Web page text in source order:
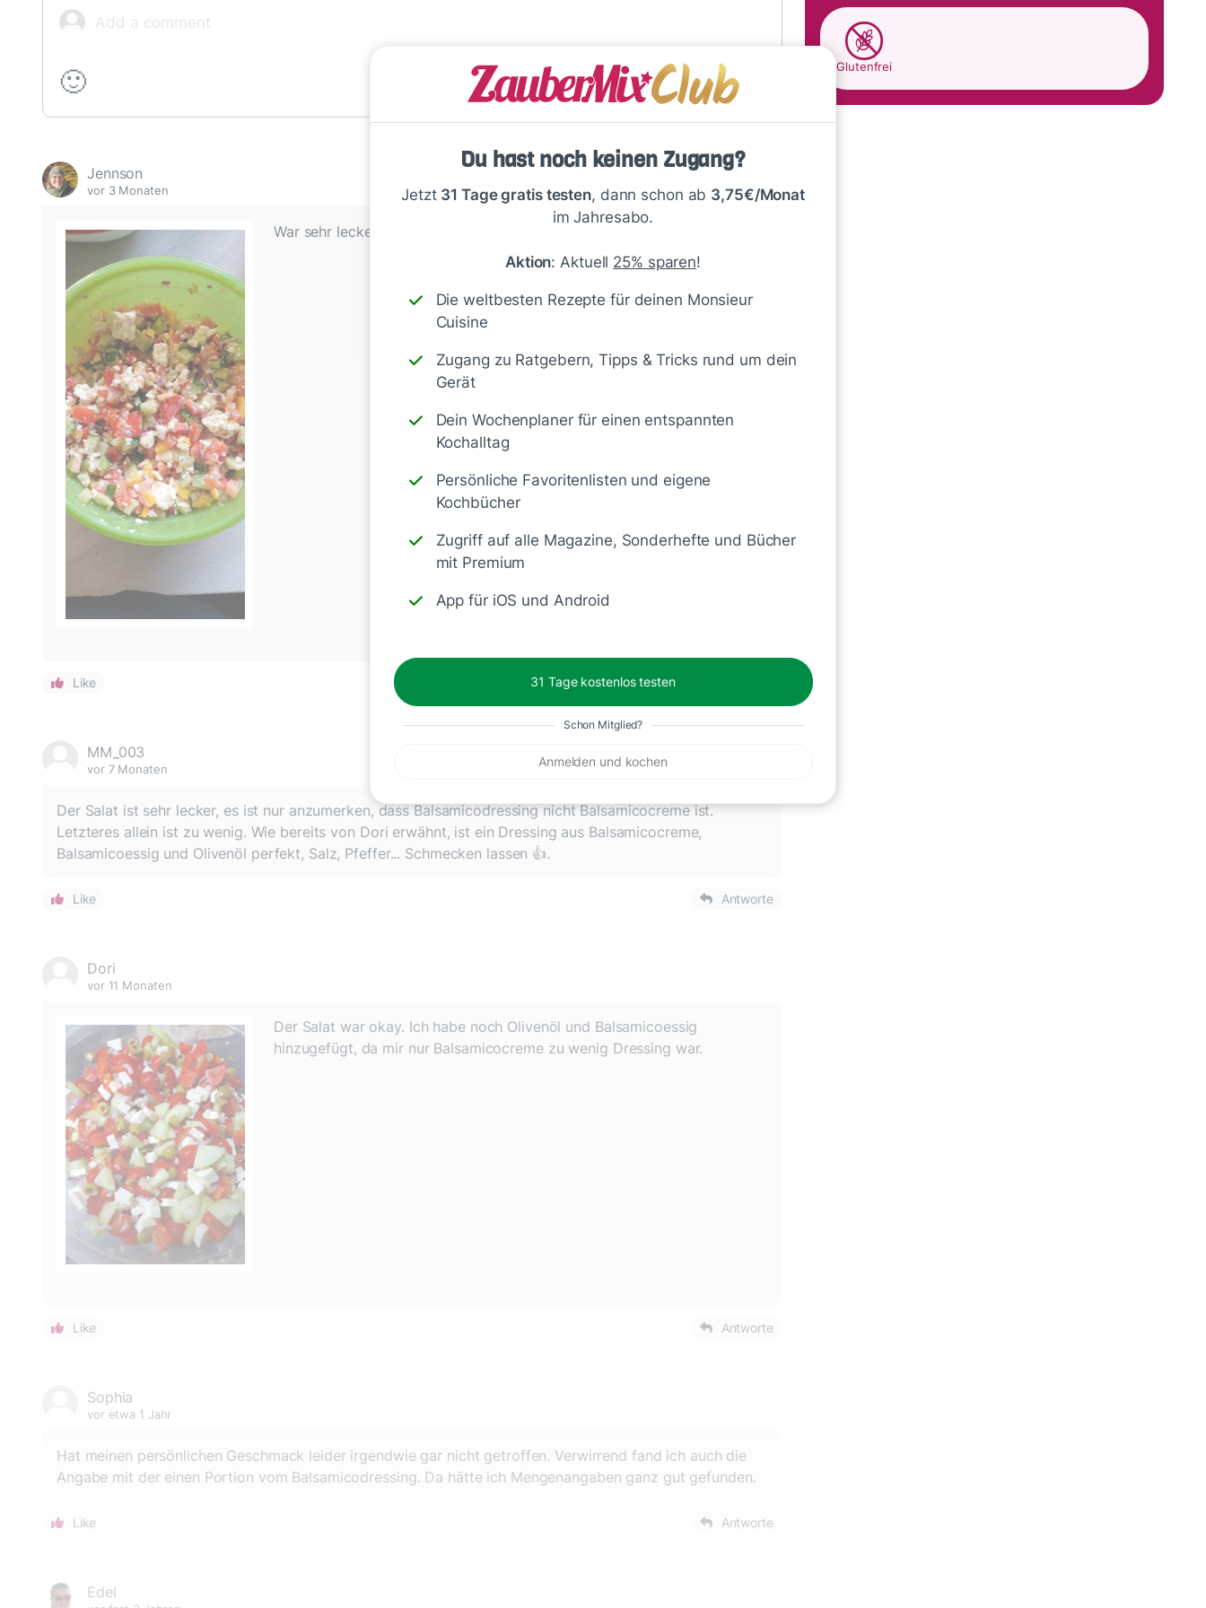
Du hast noch keinen Zugang?
Jetzt 31 Tage gratis testen, dann schon ab 3,75€/Monat
im Jahresabo.
Aktion: Aktuell 25% sparen!
Die weltbesten Rezepte für deinen Monsieur
Cuisine
Zugang zu Ratgebern, Tipps & Tricks rund um dein
Gerät
Dein Wochenplaner für einen entspannten
Kochalltag
Persönliche Favoritenlisten und eigene
Kochbücher
Zugriff auf alle Magazine, Sonderhefte und Bücher
mit Premium
App für iOS und Android
31 Tage kostenlos testen
Schon Mitglied?
Anmelden und kochen
🙂 1500 Speichern
Jennson
vor 3 Monaten
War sehr lecker
Like
MM_003
vor 7 Monaten
Der Salat ist sehr lecker, es ist nur anzumerken, dass Balsamicodressing nicht Balsamicocreme ist.
Letzteres allein ist zu wenig. Wie bereits von Dori erwähnt, ist ein Dressing aus Balsamicocreme,
Balsamicoessig und Olivenöl perfekt, Salz, Pfeffer... Schmecken lassen 👍.
Like Antworte
Dori
vor 11 Monaten
Der Salat war okay. Ich habe noch Olivenöl und Balsamicoessig
hinzugefügt, da mir nur Balsamicocreme zu wenig Dressing war.
Like Antworte
Sophia
vor etwa 1 Jahr
Hat meinen persönlichen Geschmack leider irgendwie gar nicht getroffen. Verwirrend fand ich auch die
Angabe mit der einen Portion vom Balsamicodressing. Da hätte ich Mengenangaben ganz gut gefunden.
Like Antworte
Edel
Glutenfrei